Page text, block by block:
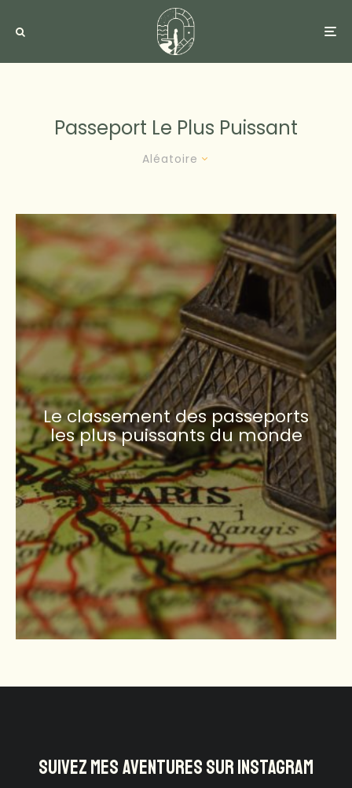
Passeport Le Plus Puissant
Aléatoire
Le classement des passeports
les plus puissants du monde
SUIVEZ MES AVENTURES SUR INSTAGRAM